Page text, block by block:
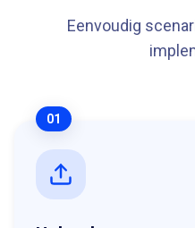
Eenvoudig
01